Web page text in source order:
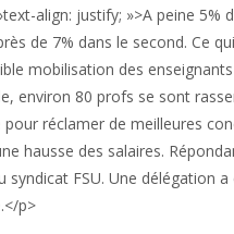
align: justify; »>A peine 5%
de 7% dans le second. Ce
mobilisation des
environ 80 profs se sont
réclamer de meilleures
hausse des salaires.
syndicat FSU. Une délégation
p>